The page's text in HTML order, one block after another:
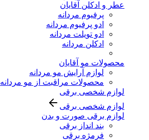
عطر و ادکلن آقایان
پرفیوم مردانه
ادو پرفیوم مردانه
ادو تویلت مردانه
ادکلن مردانه
محصولات مو آقایان
لوازم آرایش مو مردانه
محصولات مراقبت از مو مردانه
لوازم شخصی برقی
لوازم شخصی برقی
لوازم برقی صورت و بدن
بند انداز برقی
فرمژه برقی